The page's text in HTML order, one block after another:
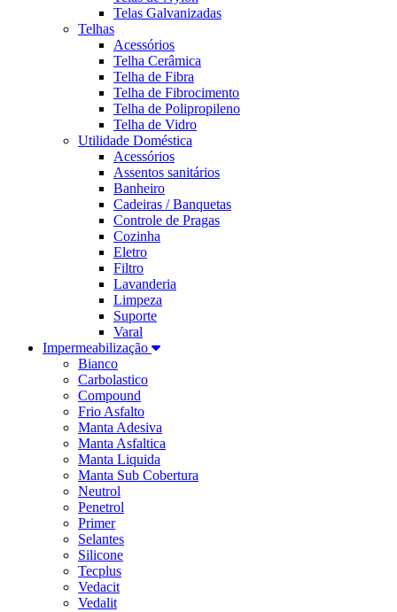
Telas Galvanizadas
Telhas
Acessórios
Telha Cerâmica
Telha de Fibra
Telha de Fibrocimento
Telha de Polipropileno
Telha de Vidro
Utilidade Doméstica
Acessórios
Assentos sanitários
Banheiro
Cadeiras / Banquetas
Controle de Pragas
Cozinha
Eletro
Filtro
Lavanderia
Limpeza
Suporte
Varal
Impermeabilização
Bianco
Carbolastico
Compound
Frio Asfalto
Manta Adesiva
Manta Asfaltica
Manta Liquida
Manta Sub Cobertura
Neutrol
Penetrol
Primer
Selantes
Silicone
Tecplus
Vedacit
Vedalit